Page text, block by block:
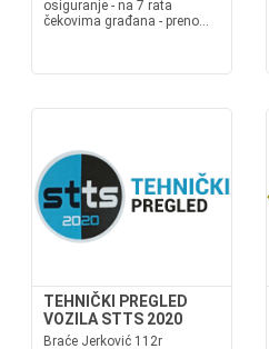
osiguranje - na 7 rata
čekovima građana - preno...
TEHNIČKI PREGLED
VOZILA STTS 2020
Braće Jerković 112r